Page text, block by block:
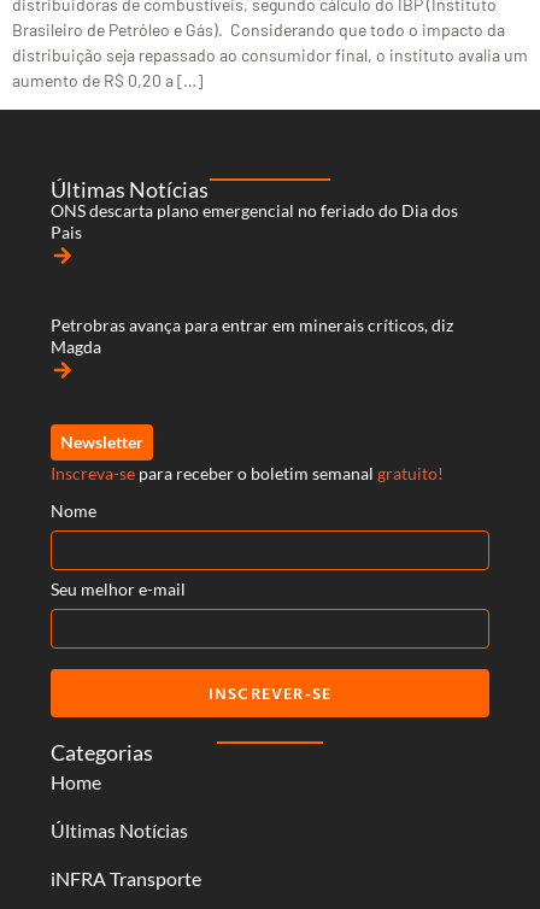
Brasileiro de Petróleo e Gás). Considerando que todo o impacto da
distribuição seja repassado ao consumidor final, o instituto avalia um
aumento de R$ 0,20 a […]
Categorias
Home
Últimas Notícias
iNFRA Transporte
Últimas Notícias
ONS descarta plano emergencial no feriado do Dia dos
Pais
arrow_forward
Petrobras avança para entrar em minerais críticos, diz
Magda
arrow_forward
Newsletter
Inscreva-se para receber o boletim semanal gratuito!
Nome
Seu melhor e-mail
INSCREVER-SE